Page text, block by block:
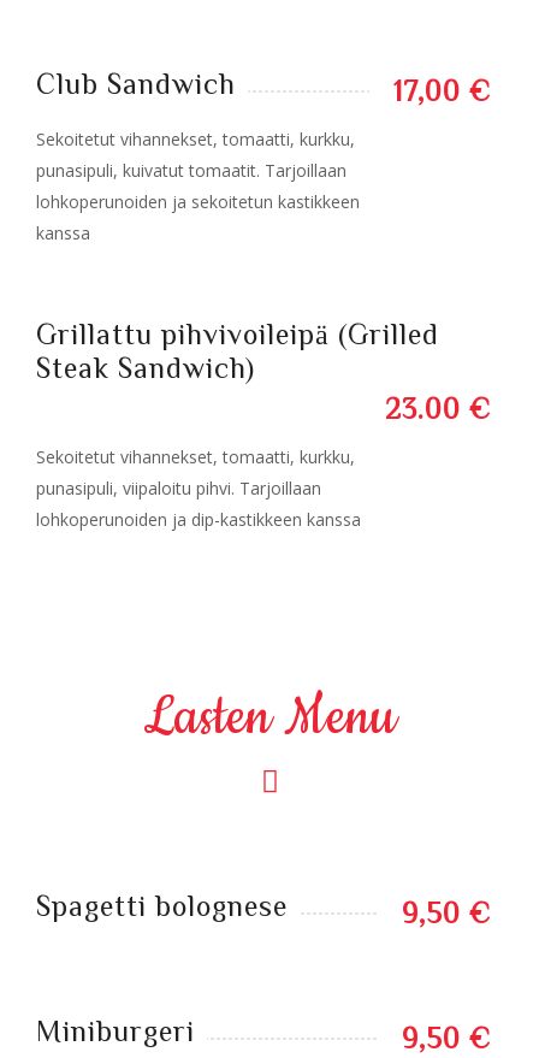
Club Sandwich 17,00 €
Sekoitetut vihannekset, tomaatti, kurkku,
punasipuli, kuivatut tomaatit. Tarjoillaan
lohkoperunoiden ja sekoitetun kastikkeen
kanssa
Grillattu pihvivoileipä (Grilled
Steak Sandwich)
23.00 €
Sekoitetut vihannekset, tomaatti, kurkku,
punasipuli, viipaloitu pihvi. Tarjoillaan
lohkoperunoiden ja dip-kastikkeen kanssa
Lasten Menu
Spagetti bolognese 9,50 €
Miniburgeri 9,50 €